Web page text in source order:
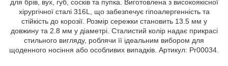
для брів, вух, губ, сосків та пупка. Виготовлена з високоякісної
хірургічної сталі 316L, що забезпечує гіпоалергенність та
стійкість до корозії. Розмір сережки становить 13.5 мм у
довжину та 2.8 мм у діаметрі. Сталистий колір надає прикрасі
стильного вигляду, роблячи її ідеальним вибором для
щоденного носіння або особливих випадків. Артикул: Pr00034.